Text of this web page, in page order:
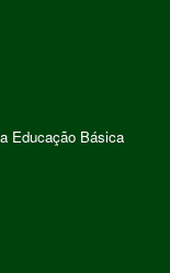
Educação Básica